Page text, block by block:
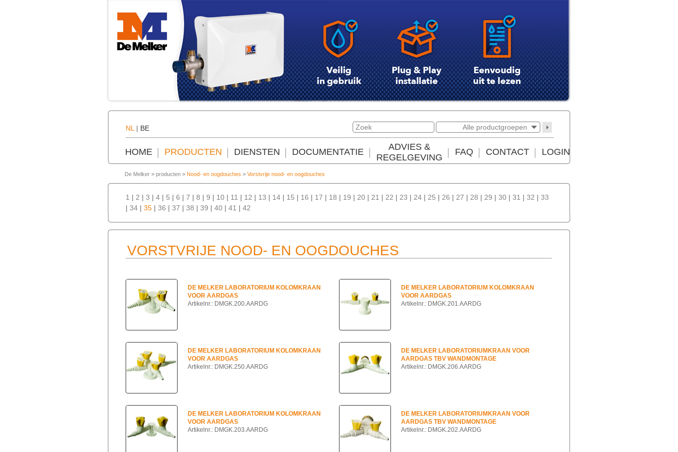
NL | BE Alle productgroepen
HOME PRODUCTEN DIENSTEN DOCUMENTATIE
ADVIES &
REGELGEVING
FAQ CONTACT LOGIN
De Melker > producten > Nood- en oogdouches > Vorstvrije nood- en oogdouches
1 | 2 | 3 | 4 | 5 | 6 | 7 | 8 | 9 | 10 | 11 | 12 | 13 | 14 | 15 | 16 | 17 | 18 | 19 | 20 | 21 | 22 | 23 | 24 | 25 | 26 | 27 | 28 | 29 | 30 | 31 | 32 | 33
| 34 | 35 | 36 | 37 | 38 | 39 | 40 | 41 | 42
VORSTVRIJE NOOD- EN OOGDOUCHES
DE MELKER LABORATORIUM KOLOMKRAAN
VOOR AARDGAS
Artikelnr.: DMGK.200.AARDG
DE MELKER LABORATORIUM KOLOMKRAAN
VOOR AARDGAS
Artikelnr.: DMGK.201.AARDG
DE MELKER LABORATORIUM KOLOMKRAAN
VOOR AARDGAS
Artikelnr.: DMGK.250.AARDG
DE MELKER LABORATORIUMKRAAN VOOR
AARDGAS TBV WANDMONTAGE
Artikelnr.: DMGK.206.AARDG
DE MELKER LABORATORIUM KOLOMKRAAN
VOOR AARDGAS
Artikelnr.: DMGK.203.AARDG
DE MELKER LABORATORIUMKRAAN VOOR
AARDGAS TBV WANDMONTAGE
Artikelnr.: DMGK.202.AARDG